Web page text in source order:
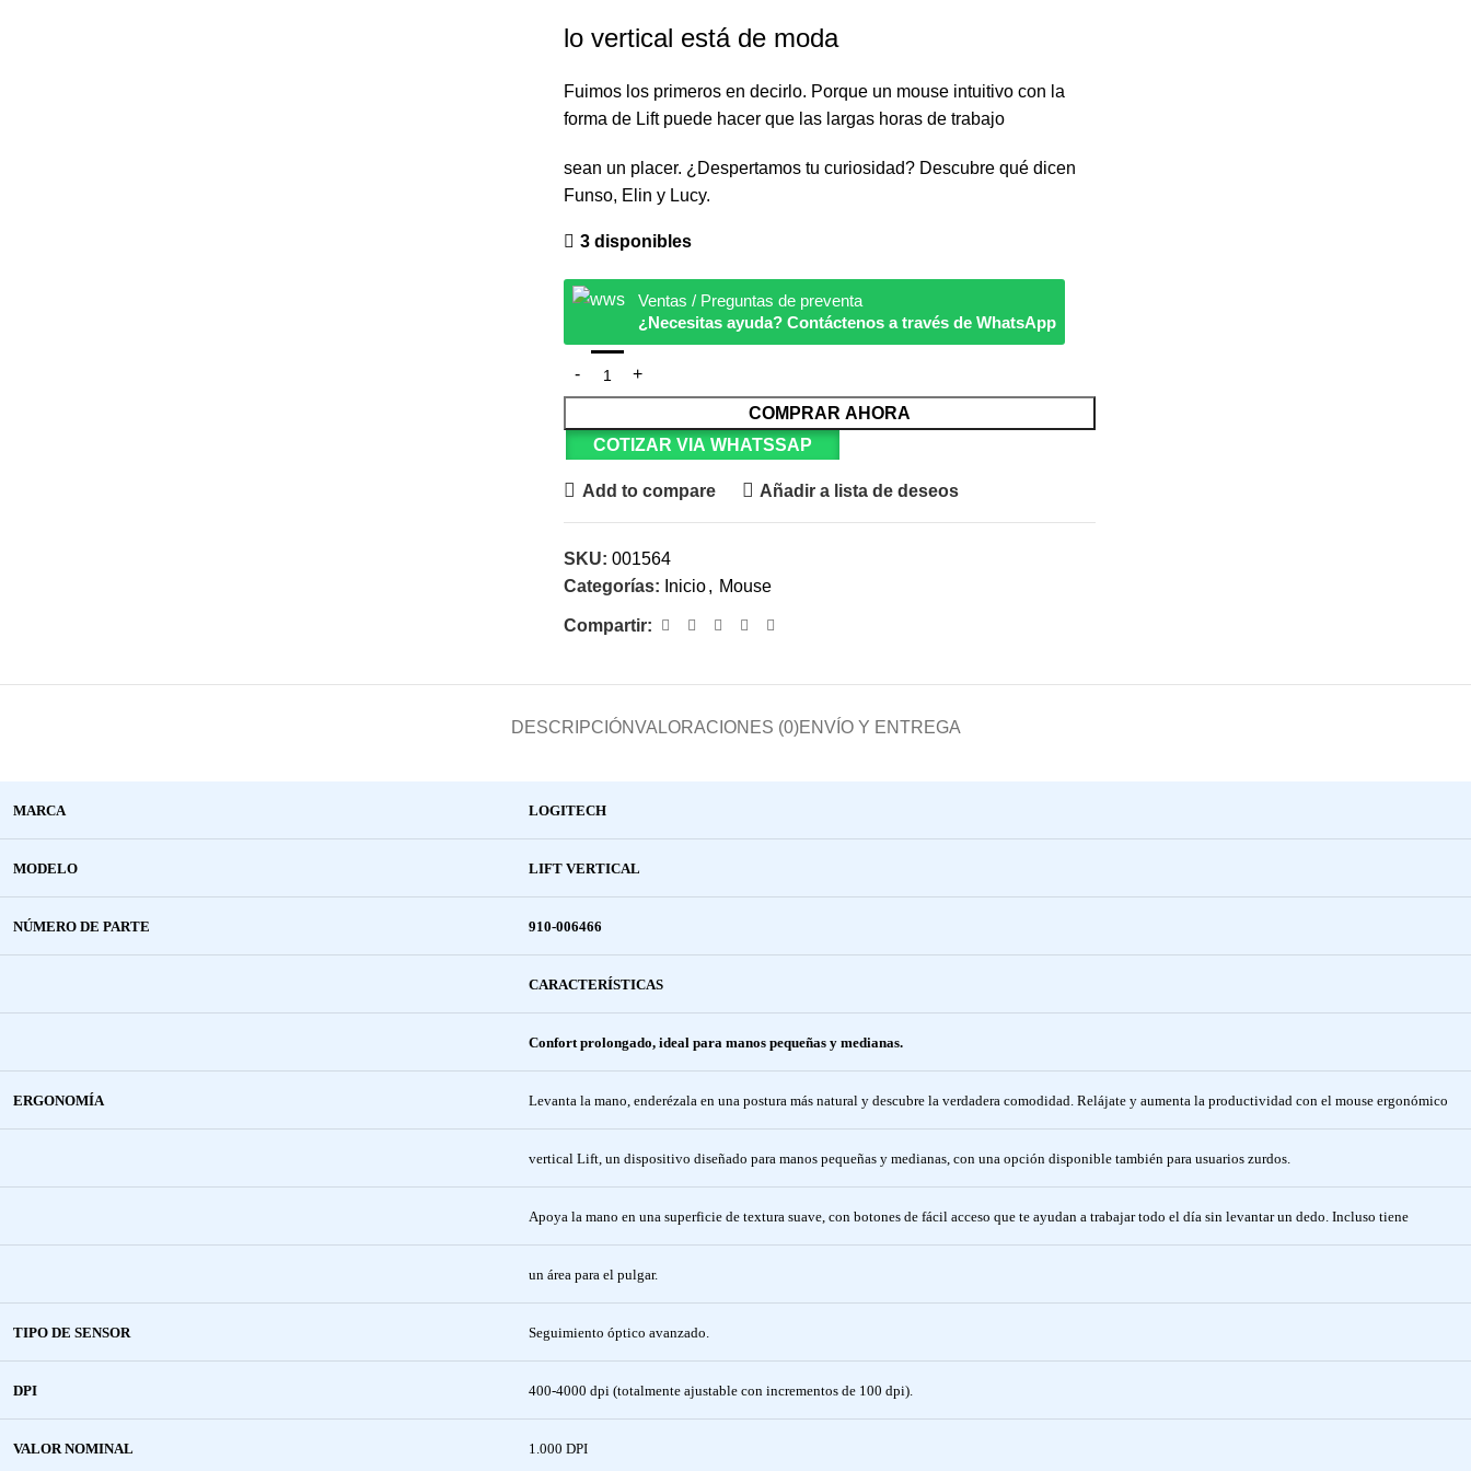
lo vertical está de moda
Fuimos los primeros en decirlo. Porque un mouse intuitivo con la
forma de Lift puede hacer que las largas horas de trabajo
sean un placer. ¿Despertamos tu curiosidad? Descubre qué dicen
Funso, Elin y Lucy.
3 disponibles
Ventas / Preguntas de preventa
¿Necesitas ayuda? Contáctenos a través de WhatsApp
COMPRAR AHORA
COTIZAR VIA WHATSSAP
Add to compare Añadir a lista de deseos
SKU:001564
Categorías: Inicio, Mouse
Compartir:
DESCRIPCIÓNVALORACIONES (0)ENVÍO Y ENTREGA
MARCA LOGITECH
MODELO LIFT VERTICAL
NÚMERO DE PARTE 910-006466
CARACTERÍSTICAS
Confort prolongado, ideal para manos pequeñas y medianas.
ERGONOMÍA Levanta la mano, enderézala en una postura más natural y descubre la verdadera comodidad. Relájate y aumenta la productividad con el mouse ergonómico
vertical Lift, un dispositivo diseñado para manos pequeñas y medianas, con una opción disponible también para usuarios zurdos.
Apoya la mano en una superficie de textura suave, con botones de fácil acceso que te ayudan a trabajar todo el día sin levantar un dedo. Incluso tiene
un área para el pulgar.
TIPO DE SENSOR Seguimiento óptico avanzado.
DPI 400-4000 dpi (totalmente ajustable con incrementos de 100 dpi).
VALOR NOMINAL 1.000 DPI